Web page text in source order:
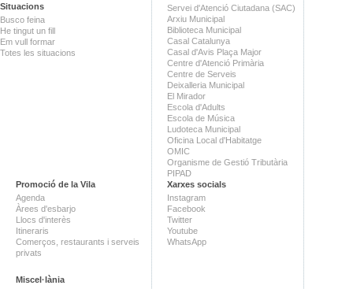
Situacions
Busco feina
He tingut un fill
Em vull formar
Totes les situacions
Servei d'Atenció Ciutadana (SAC)
Arxiu Municipal
Biblioteca Municipal
Casal Catalunya
Casal d'Avis Plaça Major
Centre d'Atenció Primària
Centre de Serveis
Deixalleria Municipal
El Mirador
Escola d'Adults
Escola de Música
Ludoteca Municipal
Oficina Local d'Habitatge
OMIC
Organisme de Gestió Tributària
PIPAD
Promoció de la Vila
Agenda
Àrees d'esbarjo
Llocs d'interès
Itineraris
Comerços, restaurants i serveis
privats
Miscel·lània
Xarxes socials
Instagram
Facebook
Twitter
Youtube
WhatsApp